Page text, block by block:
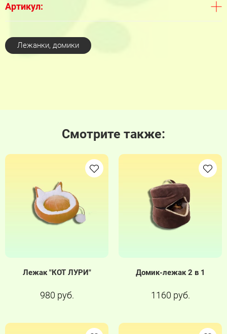
Артикул:
Лежанки, домики
Смотрите также:
Лежак "КОТ ЛУРИ"
980 руб.
Домик-лежак 2 в 1
1160 руб.